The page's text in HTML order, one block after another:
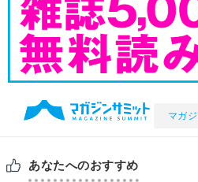
マガ
あなたへのおすすめ